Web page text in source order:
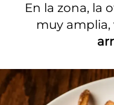
En la zona, la
muy amplia,